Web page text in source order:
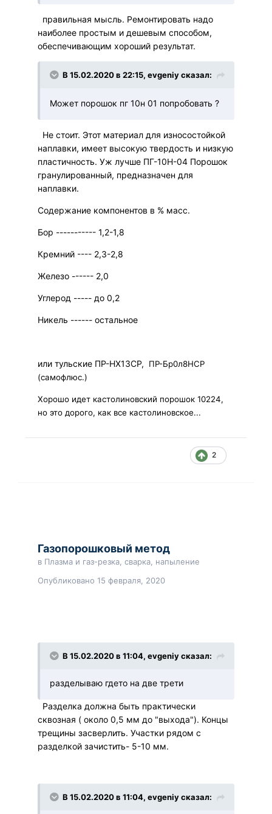
правильная мысль. Ремонтировать надо
наиболее простым и дешевым способом,
обеспечивающим хороший результат.
В 15.02.2020 в 22:15, evgeniy сказал:
Может порошок пг 10н 01 попробовать ?
Не стоит. Этот материал для износостойкой
наплавки, имеет высокую твердость и низкую
пластичность. Уж лучше ПГ-10Н-04 Порошок
гранулированный, предназначен для
наплавки.
Содержание компонентов в % масс.
Бор ----------- 1,2-1,8
Кремний ---- 2,3-2,8
Железо ------ 2,0
Углерод ----- до 0,2
Никель ------ остальное
или тульские ПР-НХ13СР, ПР-Бр0л8НСР
(самофлюс.)
Хорошо идет кастолиновский порошок 10224,
но это дорого, как все кастолиновское...
2
Газопорошковый метод
в Плазма и газ-резка, сварка, напыление
Опубликовано 15 февраля, 2020
В 15.02.2020 в 11:04, evgeniy сказал:
разделываю гдето на две трети
Разделка должна быть практически
сквозная ( около 0,5 мм до "выхода"). Концы
трещины засверлить. Участки рядом с
разделкой зачистить- 5-10 мм.
В 15.02.2020 в 11:04, evgeniy сказал: